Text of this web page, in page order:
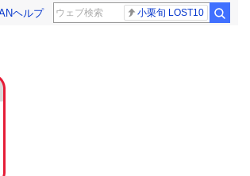
ヘルプ 小栗旬 LOST10